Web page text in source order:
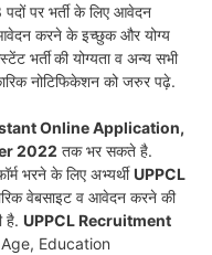
पर भर्ती के लिए आवेदन
करने के इच्छुक और योग्य
भर्तीकी योग्यता व अन्य सभी
नोटिफिकेशन को जरुर पढ़े.
Online Application,
2022 तक भर सकते है.
भरने के लिए अभ्यर्थीUPPCL
वेबसाइट व आवेदन करने की
है. UPPCL Recruitment
Education